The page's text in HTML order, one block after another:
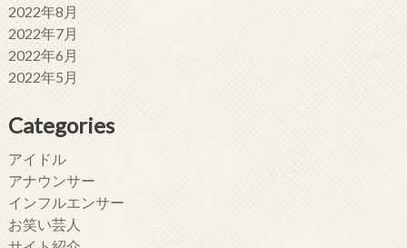
2022年8月
2022年7月
2022年6月
2022年5月
Categories
アイドル
アナウンサー
インフルエンサー
お笑い芸人